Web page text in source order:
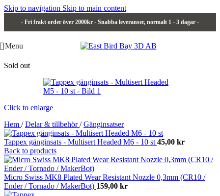
Skip to navigation Skip to main content
- Fri frakt order över 2000kr - Snabba leveranser, normalt 1 - 3 dagar -
Menu
Sold out
Click to enlarge
Hem / Delar & tillbehör/ Gänginsatser
Tappex gänginsats - Multisert Headed M6 - 10 st 45,00 kr
Back to products
Micro Swiss MK8 Plated Wear Resistant Nozzle 0,3mm (CR10 /
Ender / Tornado / MakerBot) 159,00 kr